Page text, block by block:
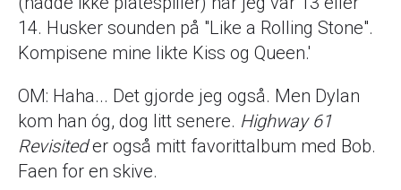
14. Husker sounden på "Like a Rolling Stone".
Kompisene mine likte Kiss og Queen.'
OM: Haha... Det gjorde jeg også. Men Dylan
kom han óg, dog litt senere. Highway 61
Revisiteder også mitt favorittalbum med Bob.
Faen for en skive.